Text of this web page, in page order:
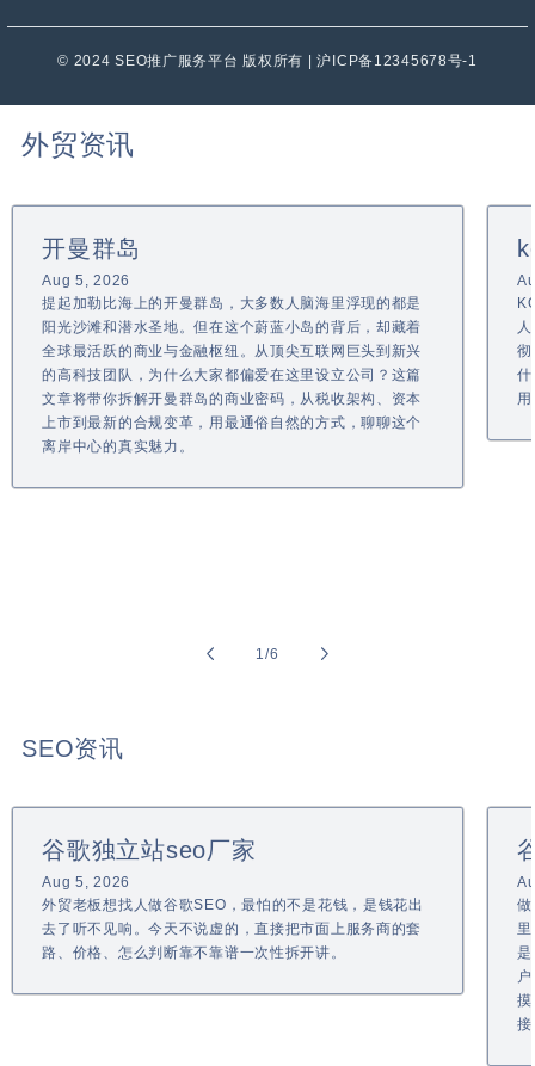
© 2024 SEO推广服务平台 版权所有 | 沪ICP备12345678号-1
外贸资讯
开曼群岛
Aug 5, 2026
提起加勒比海上的开曼群岛，大多数人脑海里浮现的都是
阳光沙滩和潜水圣地。但在这个蔚蓝小岛的背后，却藏着
全球最活跃的商业与金融枢纽。从顶尖互联网巨头到新兴
的高科技团队，为什么大家都偏爱在这里设立公司？这篇
文章将带你拆解开曼群岛的商业密码，从税收架构、资本
上市到最新的合规变革，用最通俗自然的方式，聊聊这个
离岸中心的真实魅力。
什
1/of
6
SEO资讯
谷歌独立站seo厂家
Aug 5, 2026
外贸老板想找人做谷歌SEO，最怕的不是花钱，是钱花出
去了听不见响。今天不说虚的，直接把市面上服务商的套
路、价格、怎么判断靠不靠谱一次性拆开讲。
做
是
摸
接